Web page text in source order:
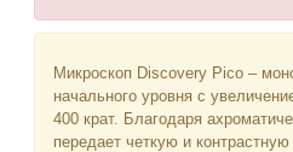
Микроскоп Discovery Pico –
начального уровня с
400 крат. Благодаря
передает четкую и